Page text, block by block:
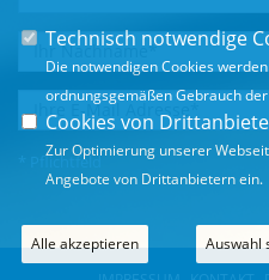
* Pflichtfeld
Technisch notwendige
Die notwendigen Cookies
ordnungsgemäßen Gebrauch
Cookies von
Zur Optimierung unserer
Angebote von Drittanbietern ein.
Alle akzeptieren Auswahl